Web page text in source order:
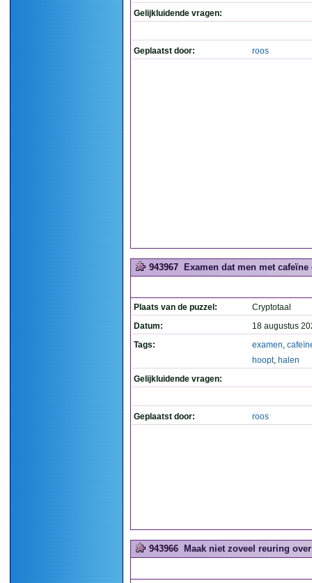
Gelijkluidende vragen:
Geplaatst door: roos
943967 Examen dat men met
Plaats van de puzzel:
Cryptotaal
Datum:
18 augustus
Tags:
examen,
hoopt, halen
Gelijkluidende vragen:
Geplaatst door: roos
943966 Maak niet zoveel reuring